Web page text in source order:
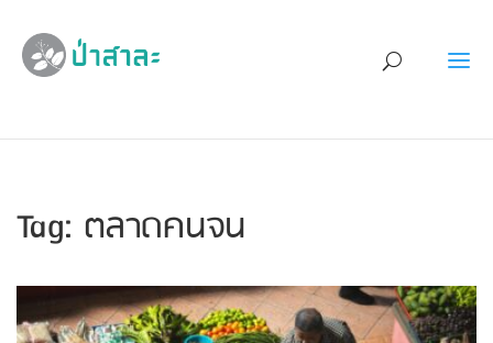
Tag: ตลาดคนจน